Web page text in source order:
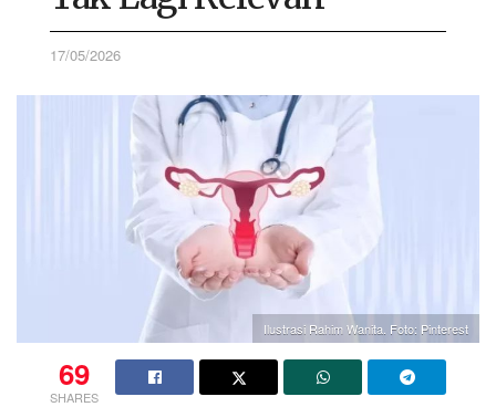
17/05/2026
Ilustrasi Rahim Wanita. Foto: Pinterest
69
SHARES